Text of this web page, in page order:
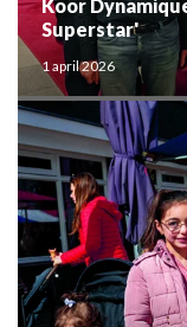
Koor Dynamique
Superstar'
1 april 2026